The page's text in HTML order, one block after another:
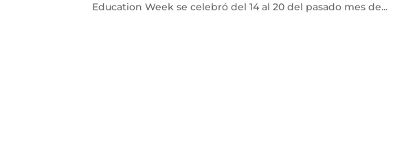
Education Week se celebró del 14 al 20 del pasado mes de...